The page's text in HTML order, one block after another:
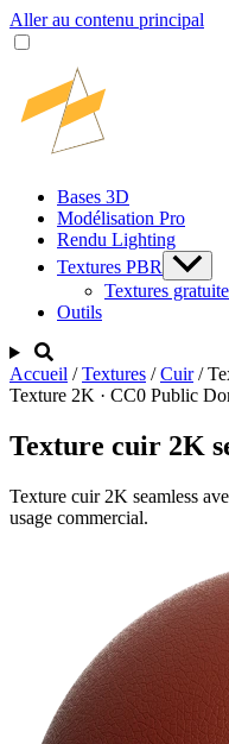
Aller au contenu principal
Bases 3D
Modélisation Pro
Rendu Lighting
Textures PBR
Textures
Outils
Accueil / Textures / Cuir /
Texture 2K · CC0 Public
Texture cuir 2K
Texture cuir 2K seamless
usage commercial.